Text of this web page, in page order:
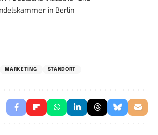
in Berlin
MARKETING STANDORT